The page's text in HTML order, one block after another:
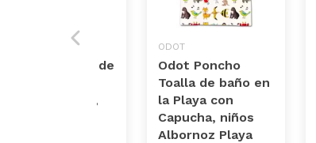
de bebé de
cómodo,
ODOT
Odot Poncho
Toalla de baño en
la Playa con
Capucha, niños
Albornoz Playa